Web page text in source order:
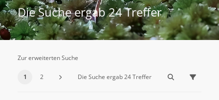
Die Suche ergab 24 Treffer
Zur erweiterten Suche
1 2 Die Suche ergab 24 Treffer